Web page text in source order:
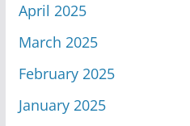
April 2025
March 2025
February 2025
January 2025